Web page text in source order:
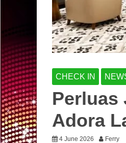
CHECK IN
Perluas
Adora
4 June 2026 Ferry